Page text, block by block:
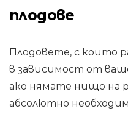
плодове
Плодовете, с които
в зависимост от
ако нямате нищо на
абсолютно